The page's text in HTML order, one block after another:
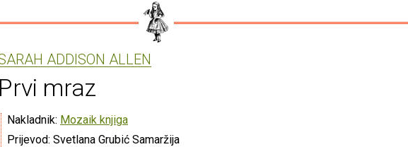
ADDISON ALLEN
Prvi mraz
Nakladnik: Mozaik knjiga
Prijevod: Svetlana Grubić Samaržija